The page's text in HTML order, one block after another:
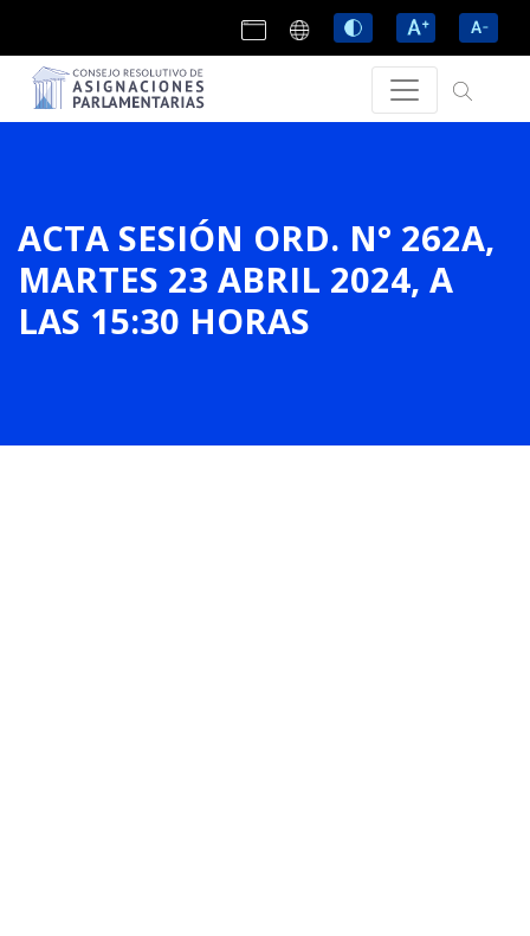
ACTA SESIÓN ORD. N° 262A,
MARTES 23 ABRIL 2024, A
LAS 15:30 HORAS